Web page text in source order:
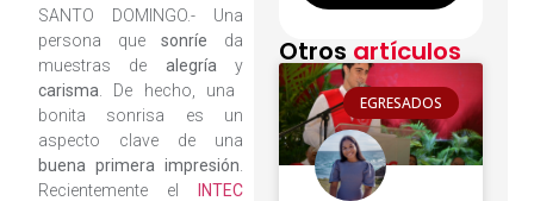
SANTO DOMINGO.- Una
persona quesonríe da
muestras de alegría y
carisma . De hecho, una
bonita sonrisa es un
aspecto clave de una
buena primera impresión
Recientemente el
INTEC
Otros artículos
EGRESADOS